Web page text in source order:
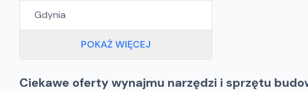
Gdynia
POKAŻ WIĘCEJ
Ciekawe oferty wynajmu narzędzi i sprzętu